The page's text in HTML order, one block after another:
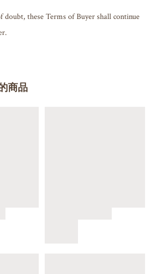
doubt, these Terms of Buyer shall continue
商品